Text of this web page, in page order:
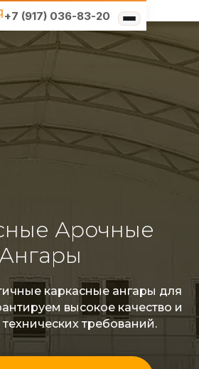
+7 (917) 036-83-20
×
и
Арочные
каркасные ангары для
высокое качество и
требований.